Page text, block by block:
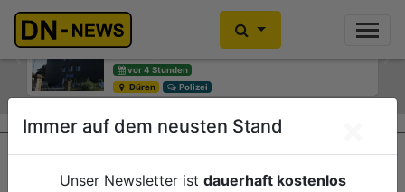
Zwei Verletzte nach Hausbrand am
"Wibbelrusch"
vor 4 Stunden
Düren
Polizei
Previous
Immer auf dem neusten Stand
Unser Newsletter ist dauerhaft kostenlos